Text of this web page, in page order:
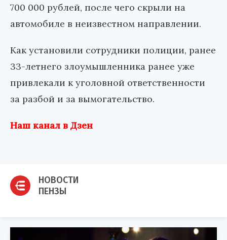
700 000 рублей, после чего скрыли на
автомобиле в неизвестном направлении.
Как установили сотрудники полиции, ранее
33-летнего злоумышленника ранее уже
привлекали к уголовной ответственности
за разбой и за вымогательство.
Наш канал в Дзен
НОВОСТИ
ПЕНЗЫ